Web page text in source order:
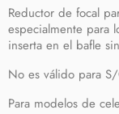
Reductor de focal
especialmente para
inserta en el bafle
No es válido para
Para modelos de